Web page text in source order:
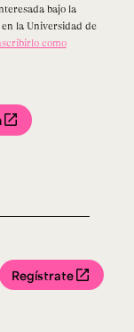
bajo la
la Universidad de
como
Regístrate